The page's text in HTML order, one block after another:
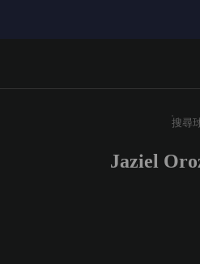
Jaziel